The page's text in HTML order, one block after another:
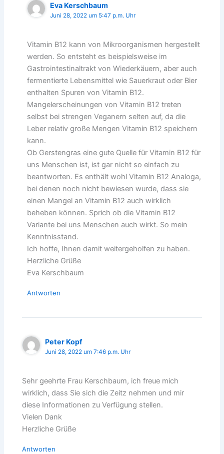
Eva Kerschbaum
Juni 28, 2022 um 5:47 p.m. Uhr
Vitamin B12 kann von Mikroorganismen hergestellt
werden. So entsteht es beispielsweise im
Gastrointestinaltrakt von Wiederkäuern, aber auch
fermentierte Lebensmittel wie Sauerkraut oder Bier
enthalten Spuren von Vitamin B12.
Mangelerscheinungen von Vitamin B12 treten
selbst bei strengen Veganern selten auf, da die
Leber relativ große Mengen Vitamin B12 speichern
kann.
Ob Gerstengras eine gute Quelle für Vitamin B12 für
uns Menschen ist, ist gar nicht so einfach zu
beantworten. Es enthält wohl Vitamin B12 Analoga,
bei denen noch nicht bewiesen wurde, dass sie
einen Mangel an Vitamin B12 auch wirklich
beheben können. Sprich ob die Vitamin B12
Variante bei uns Menschen auch wirkt. So mein
Kenntnisstand.
Ich hoffe, Ihnen damit weitergeholfen zu haben.
Herzliche Grüße
Eva Kerschbaum
Antworten
Peter Kopf
Juni 28, 2022 um 7:46 p.m. Uhr
Sehr geehrte Frau Kerschbaum, ich freue mich
wirklich, dass Sie sich die Zeitz nehmen und mir
diese Informationen zu Verfügung stellen.
Vielen Dank
Herzliche Grüße
Antworten